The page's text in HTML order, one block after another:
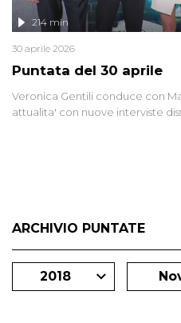
Puntata del 30 aprile
214 min
30 aprile 2026
Veronica Gentili conduce con
attualita' con nuove interviste
ARCHIVIO PUNTATE
2018